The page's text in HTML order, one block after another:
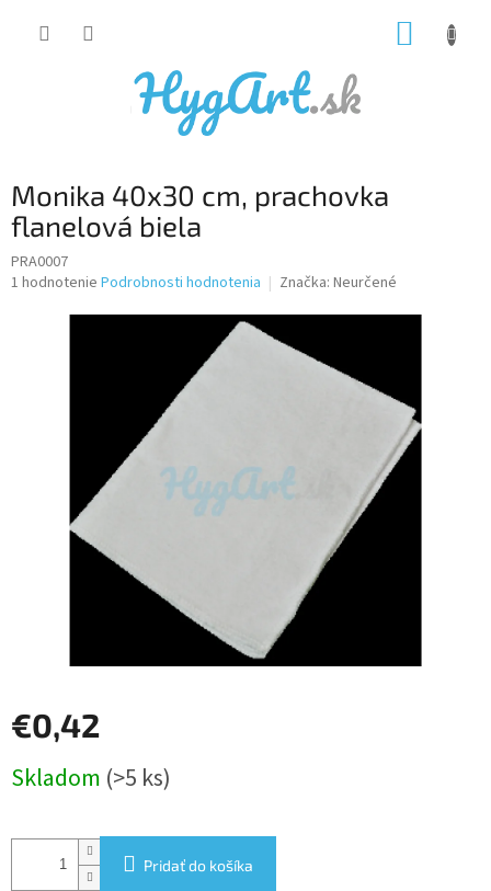
Monika 40x30 cm, prachovka
flanelová biela
PRA0007
Priemerné
1 hodnotenie Podrobnosti hodnotenia Značka: Neurčené
€0,42
cena:
Skladom (>5 ks)
Pridať do košíka